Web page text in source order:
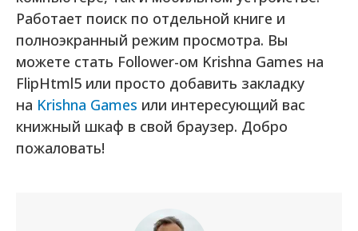
Работает поиск по отдельной книге и
полноэкранный режим просмотра. Вы
можете стать Follower-ом Krishna Games на
FlipHtml5 или просто добавить закладку
на Krishna Games или интересующий вас
книжный шкаф в свой браузер. Добро
пожаловать!